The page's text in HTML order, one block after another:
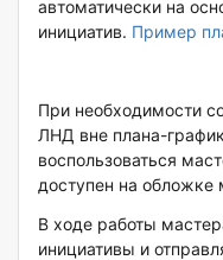
автоматически на
инициатив. Пример
При необходимости
ЛНД вне плана-
воспользоваться
доступен на обложке
В ходе работы
инициативы и